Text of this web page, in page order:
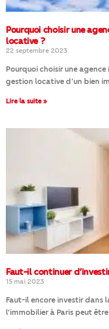
Pourquoi choisir une
locative ?
22 septembre 2023
Pourquoi choisir une
gestion locative d’un bien
Lire la suite »
Faut-il continuer
15 mai 2023
Faut-il encore investir dans
l’immobilier à Paris peut